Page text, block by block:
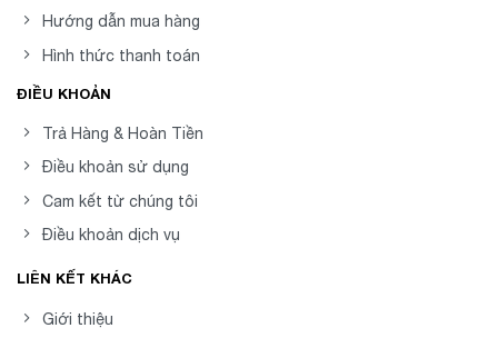
Hướng dẫn mua hàng
Hình thức thanh toán
ĐIỀU KHOẢN
Trả Hàng & Hoàn Tiền
Điều khoản sử dụng
Cam kết từ chúng tôi
Điều khoản dịch vụ
LIÊN KẾT KHÁC
Giới thiệu